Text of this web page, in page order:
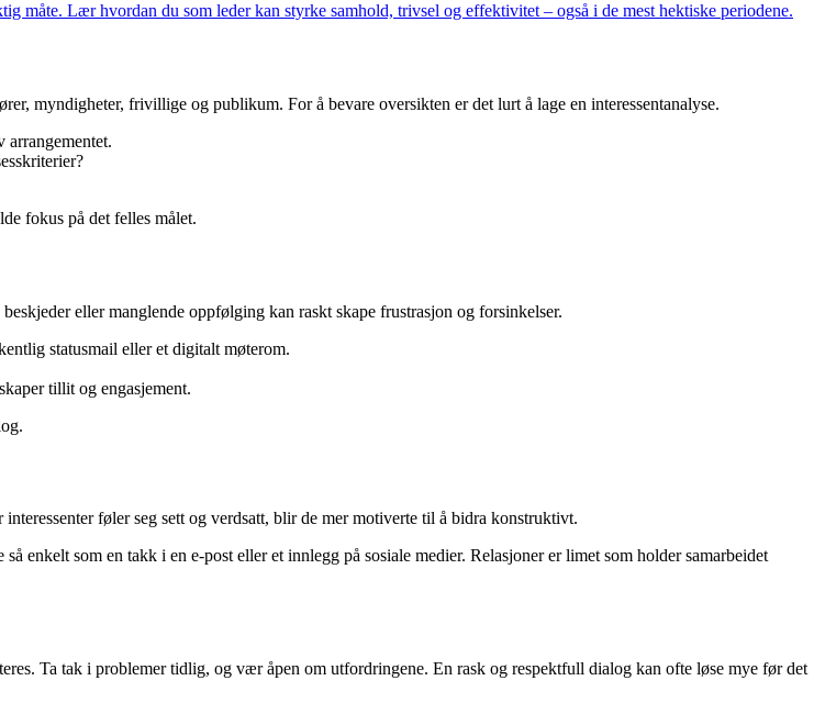
måte. Lær hvordan du som leder kan styrke samhold, trivsel og effektivitet – også i de mest hektiske periodene.
myndigheter, frivillige og publikum. For å bevare oversikten er det lurt å lage en interessentanalyse.
arrangementet.
fokus på det felles målet.
eller manglende oppfølging kan raskt skape frustrasjon og forsinkelser.
statusmail eller et digitalt møterom.
tillit og engasjement.
føler seg sett og verdsatt, blir de mer motiverte til å bidra konstruktivt.
enkelt som en takk i en e-post eller et innlegg på sosiale medier. Relasjoner er limet som holder samarbeidet
Ta tak i problemer tidlig, og vær åpen om utfordringene. En rask og respektfull dialog kan ofte løse mye før det